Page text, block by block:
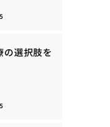
の選択肢を